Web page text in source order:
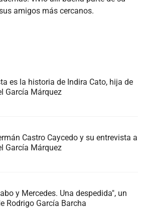
amigos más cercanos.
es la historia de Indira Cato, hija de
García Márquez
Castro Caycedo y su entrevista a
García Márquez
y Mercedes. Una despedida", un
Rodrigo García Barcha